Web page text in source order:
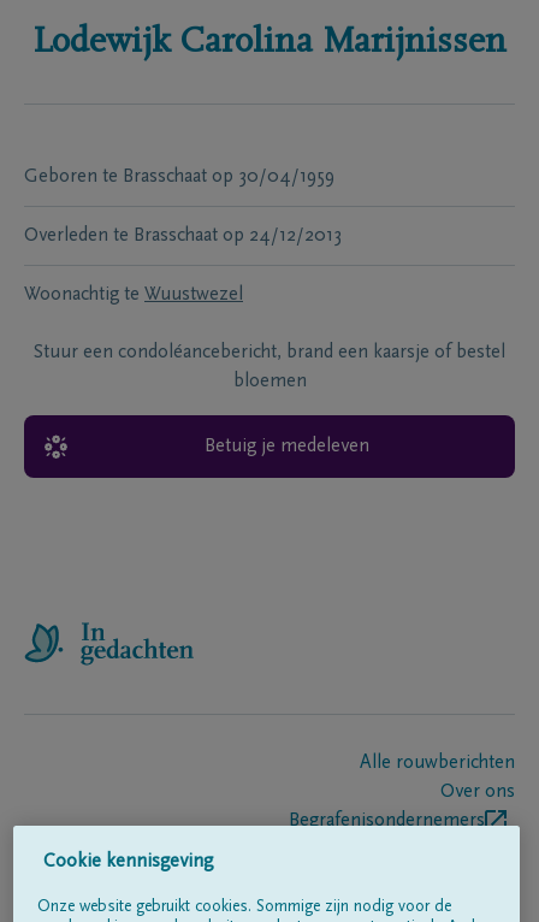
Lodewijk Carolina Marijnissen
Geboren te Brasschaat op 30/04/1959
Overleden te Brasschaat op 24/12/2013
Woonachtig te Wuustwezel
Stuur een condoléancebericht, brand een kaarsje of bestel
bloemen
Betuig je medeleven
Alle rouwberichten
Over ons
Begrafenisondernemers
Cookie kennisgeving
Onze website gebruikt cookies. Sommige zijn nodig voor de